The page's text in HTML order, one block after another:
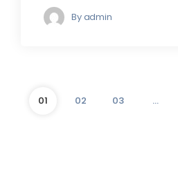
Byadmin
01 02 03 …